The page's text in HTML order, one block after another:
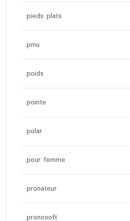
pieds plats
pmu
poids
pointe
polar
pour femme
pronateur
pronosoft